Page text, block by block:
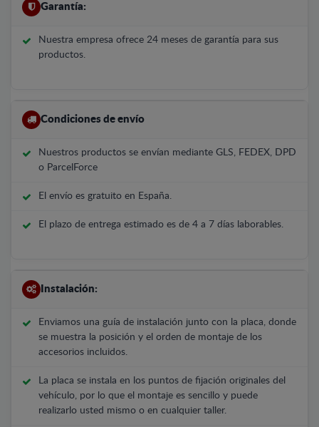
Garantía:
Nuestra empresa ofrece 24 meses de garantía para sus
productos.
Condiciones de envío
Nuestros productos se envían mediante GLS, FEDEX, DPD
o ParcelForce
El envío es gratuito en España.
El plazo de entrega estimado es de 4 a 7 días laborables.
Instalación:
Enviamos una guía de instalación junto con la placa, donde
se muestra la posición y el orden de montaje de los
accesorios incluidos.
La placa se instala en los puntos de fijación originales del
vehículo, por lo que el montaje es sencillo y puede
realizarlo usted mismo o en cualquier taller.